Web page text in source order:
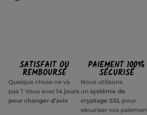
SATISFAIT OU
REMBOURSÉ
Quelque chose ne va
pas ? Vous avez14 jours
pour changer d’avis
PAIEMENT 100%
SÉCURISÉ
Nous utilisons
un système de
cryptage SSLpour
sécuriser vos